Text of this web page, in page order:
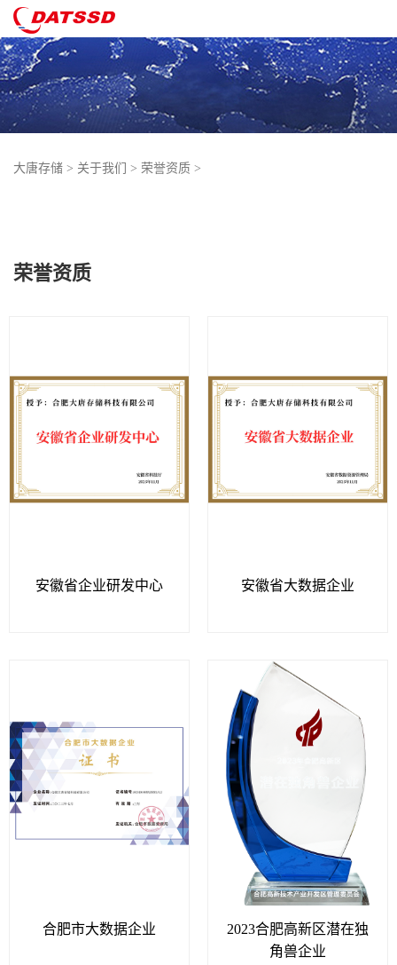
大唐存储 > 关于我们 > 荣誉资质 >
荣誉资质
安徽省企业研发中心 安徽省大数据企业
合肥市大数据企业
2023合肥高新区潜在独
角兽企业